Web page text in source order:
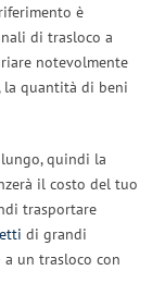
è
di trasloco a
notevolmente
la quantità di beni
quindi la
il costo del tuo
trasportare
di grandi
un trasloco con